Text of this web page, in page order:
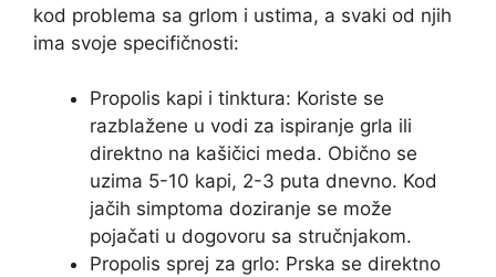
kod problema sa grlom i ustima, a svaki od njih
ima svoje specifičnosti:
Propolis kapi i tinktura: Koriste se
razblažene u vodi za ispiranje grla ili
direktno na kašičici meda. Obično se
uzima 5-10 kapi, 2-3 puta dnevno. Kod
jačih simptoma doziranje se može
pojačati u dogovoru sa stručnjakom.
Propolis sprej za grlo: Prska se direktno